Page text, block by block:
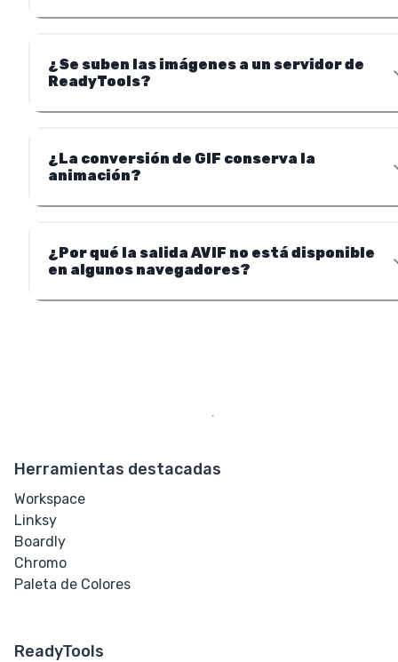
¿Se suben las imágenes a un servidor de
ReadyTools?
¿La conversión de GIF conserva la
animación?
¿Por qué la salida AVIF no está disponible
en algunos navegadores?
Herramientas destacadas
Workspace
Linksy
Boardly
Chromo
Paleta de Colores
ReadyTools